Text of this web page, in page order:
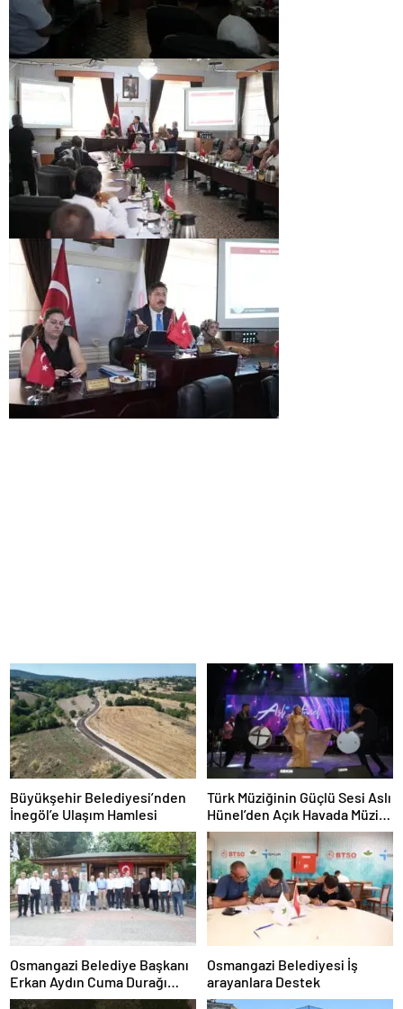
Büyükşehir Belediyesi’nden
İnegöl’e Ulaşım Hamlesi
Türk Müziğinin Güçlü Sesi Aslı
Hünel’den Açık Havada Müzik
Ziyafeti
Osmangazi Belediye Başkanı
Erkan Aydın Cuma Durağı
Küplüpınar Mahallesi Oldu
Osmangazi Belediyesi İş
arayanlara Destek